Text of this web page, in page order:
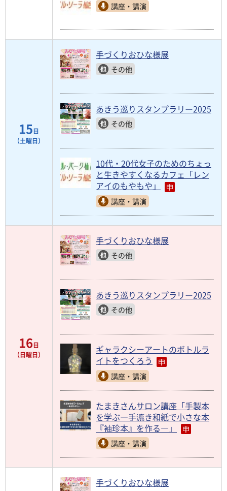
講座・講演
15日
（土曜日）
手づくりおひな様展
その他
あきう巡りスタンプラリー2025
その他
10代・20代女子のためのちょっ
と生きやすくなるカフェ「レン
アイのもやもや」
講座・講演
16日
（日曜日）
手づくりおひな様展
その他
あきう巡りスタンプラリー2025
その他
ギャラクシーアートのボトルラ
イトをつくろう
講座・講演
たまきさんサロン講座「手製本
を学ぶ―手漉き和紙で小さな本
『袖珍本』を作る―」
講座・講演
手づくりおひな様展